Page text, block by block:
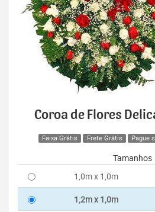
Coroa de Flores
Faixa Grátis Frete Grátis Pague
Tamanhos
1,0m x 1,0m
1,2m x 1,0m